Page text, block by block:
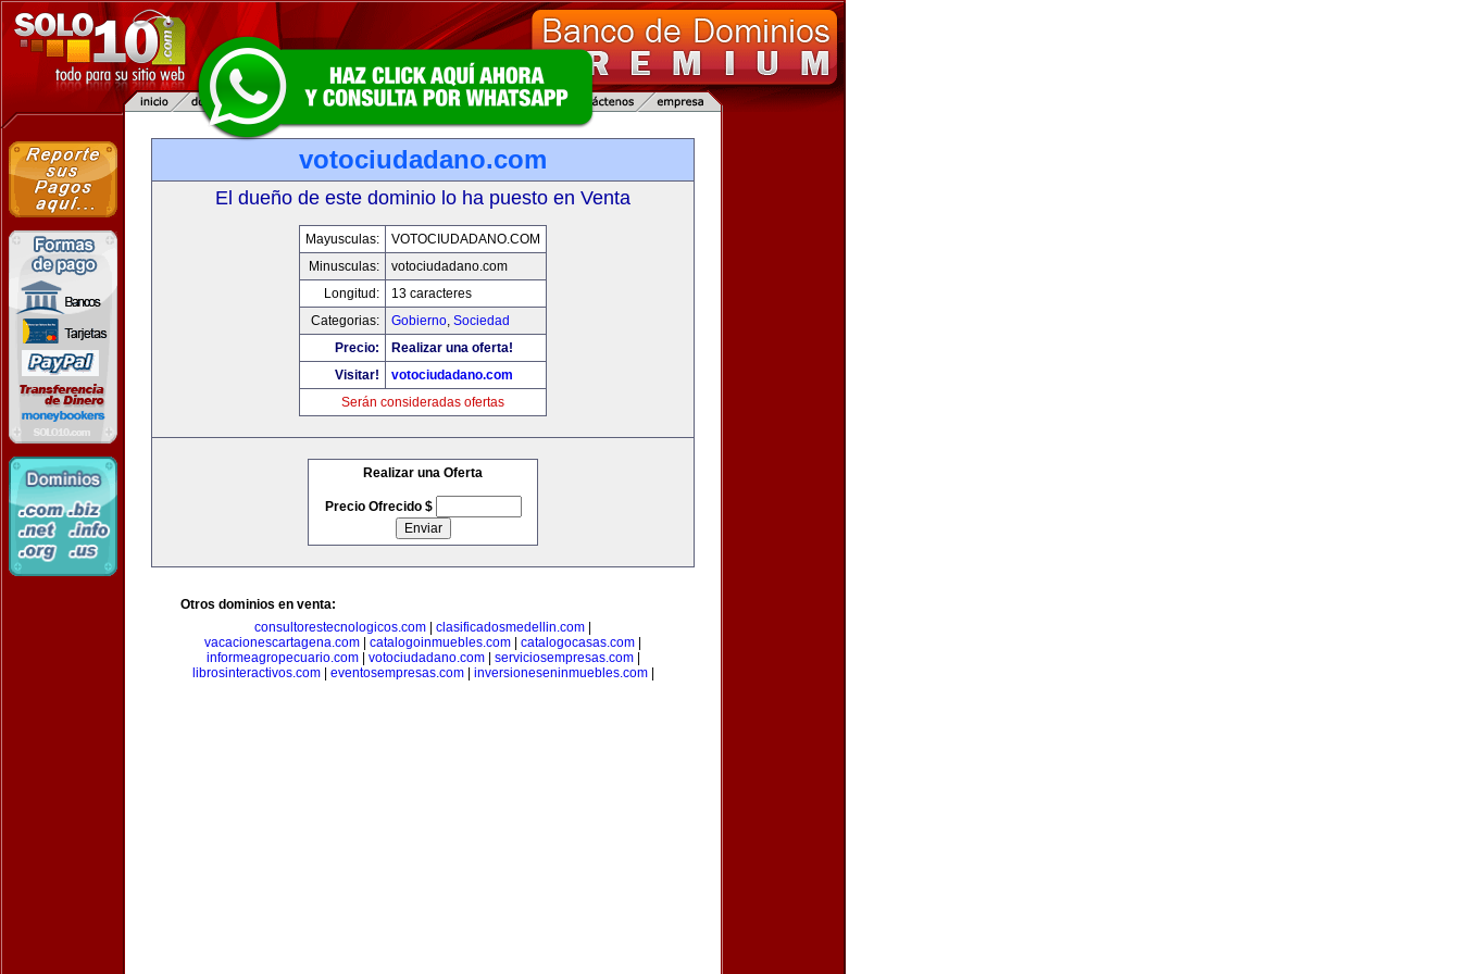
votociudadano.com
El dueño de este dominio lo ha puesto en Venta
Mayusculas:
VOTOCIUDADANO.COM
Minusculas:
votociudadano.com
Longitud:
13 caracteres
Categorias:
Gobierno, Sociedad
Precio:
Realizar una oferta!
Visitar!
votociudadano.com
Serán consideradas ofertas
Realizar una Oferta
Precio Ofrecido $
Otros dominios en venta:
consultorestecnologicos.com
clasificadosmedellin.com
vacacionescartagena.com
catalogoinmuebles.com catalogocasas.com
informeagropecuario.com| votociudadano.com| serviciosempresas.com|
librosinteractivos.com| eventosempresas.com| inversioneseninmuebles.com|